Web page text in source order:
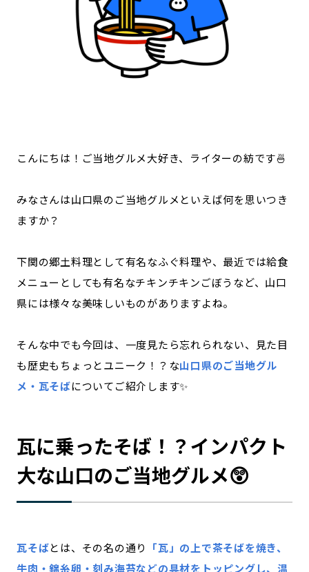
SDGsの先駆者
飲食店
ニッポンの百選大全集
記事ライター アンバサダー
お問い合わせ 会社概要
こんにちは！ご当地グルメ大好き、ライターの紡です🍜
みなさんは山口県のご当地グルメといえば何を思いつき
ますか？
下関の郷土料理として有名なふぐ料理や、最近では給食
メニューとしても有名なチキンチキンごぼうなど、山口
県には様々な美味しいものがありますよね。
そんな中でも今回は、一度見たら忘れられない、見た目
も歴史もちょっとユニーク！？な山口県のご当地グル
メ・瓦そばについてご紹介します✨
瓦に乗ったそば！？インパクト
大な山口のご当地グルメ😲
瓦そばとは、その名の通り
「瓦」の上で茶そばを焼き、
牛肉・錦糸卵・刻み海苔などの具材をトッピングし、温